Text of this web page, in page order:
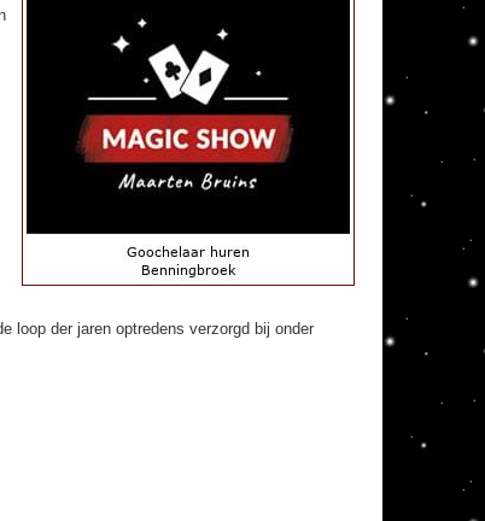
loop der jaren optredens verzorgd bij onder